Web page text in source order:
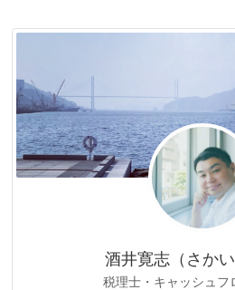
リ
酒井寛志（さかい
税理士・キャッシュフ